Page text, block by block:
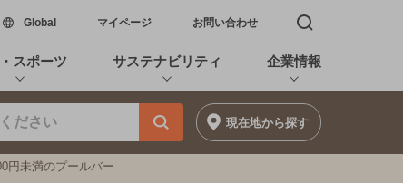
Global新しいウィンドウで開く
マイページ お問い合わせ 検索窓を開く
スポーツ サステナビリティ 企業情報
現在地から探す
円未満のプールバー